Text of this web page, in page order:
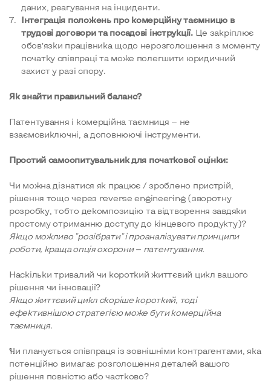
даних, реагування на інциденти.
Інтеграція положень про комерційну таємницю в
трудові договори та посадові інструкції. Це закріплює
обов’язки працівника щодо нерозголошення з моменту
початку співпраці та може полегшити юридичний
захист у разі спору.
Як знайти правильний баланс?
Патентування і комерційна таємниця — не
взаємовиключні, а доповнюючі інструменти.
Простий самоопитувальник для початкової оцінки:
Чи можна дізнатися як працює / зроблено пристрій,
рішення тощо через reverse engineering (зворотну
розробку, тобто декомпозицію та відтворення завдяки
простому отриманню доступу до кінцевого продукту)?
Якщо можливо "розібрати" і проаналізувати принципи
роботи, краща опція охорони— патентування.
Наскільки тривалий чи короткий життєвий цикл вашого
рішення чи інновації?
Якщо життєвий цикл скоріше короткий, тоді
ефективнішою стратегією може бути комерційна
таємниця.
Чи планується співпраця із зовнішніми контрагентами, яка
потенційно вимагає розголошення деталей вашого
рішення повністю або частково?